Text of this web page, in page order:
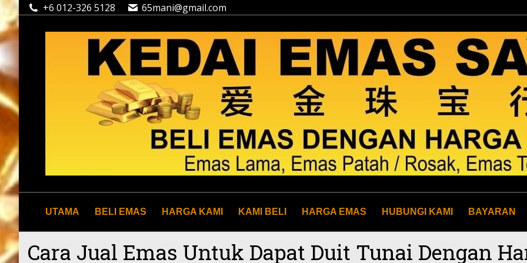
+6 012-326 5128 65mani@gmail.com
UTAMA BELI EMAS HARGA KAMI KAMI BELI HARGA EMAS HUBUNGI KAMI BAYARAN
Cara Jual Emas Untuk Dapat Duit Tunai Dengan